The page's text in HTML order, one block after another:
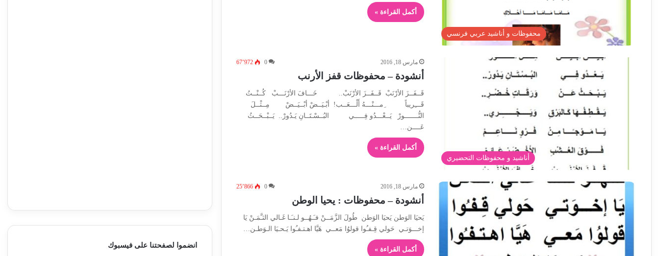
محفوظات و أناشيد عربي فرنسي
أكمل القراءة »
أناشيد و محفوظات التحضيري
مارس 18, 2016 0 67٬972
أنشودة – محفوظات قفز الأرنب
قَــفَــزَ الأرْنَبْ قَــفَــزَ الأرْنَبْ.. خَـــافَ الأرْنَـــبْ كُــنْــتُ
قَـــِريباً ِمـــنْـــهُ أَلْـــعَــب! أبْـيَــضْ أبْــيَــضْ مِــثْــلَ
النُّـــــــورْ يَــعْـــدُو فِـــــي البُــسْـتَــانِ يَـدُورْ.. يَــبْــحَــثُ
عَــــن…
أكمل القراءة »
مارس 18, 2016 0 25٬866
أنشودة – محفوظات : يحيا الوطن
يَحيَا الوَطن يَحيَا الوَطن طُولَ الزَّمَــنْ فـَـهُــو لـنـَـا غَـالي الثـَّمَـنْ يَا
إخـــوَتـي حَولي قِـفـُوا قولوُا مَعــي هَيَّا اهـتـفـُوا يَـحـيَا الـوَطـن…
أكمل القراءة »
انضموا لصفحتنا على فيسبوك